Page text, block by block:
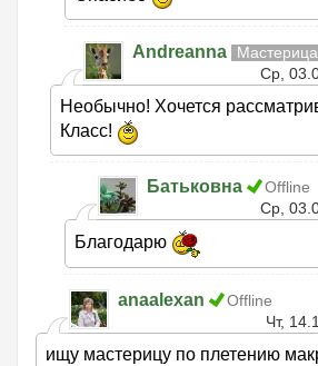
Andreanna Мастерица
Ср,
Необычно! Хочется
Класс!
Батьковна
Offline
Ср,
Благодарю
anaalexan
Offline
Чт,
ищу мастерицу по плетению